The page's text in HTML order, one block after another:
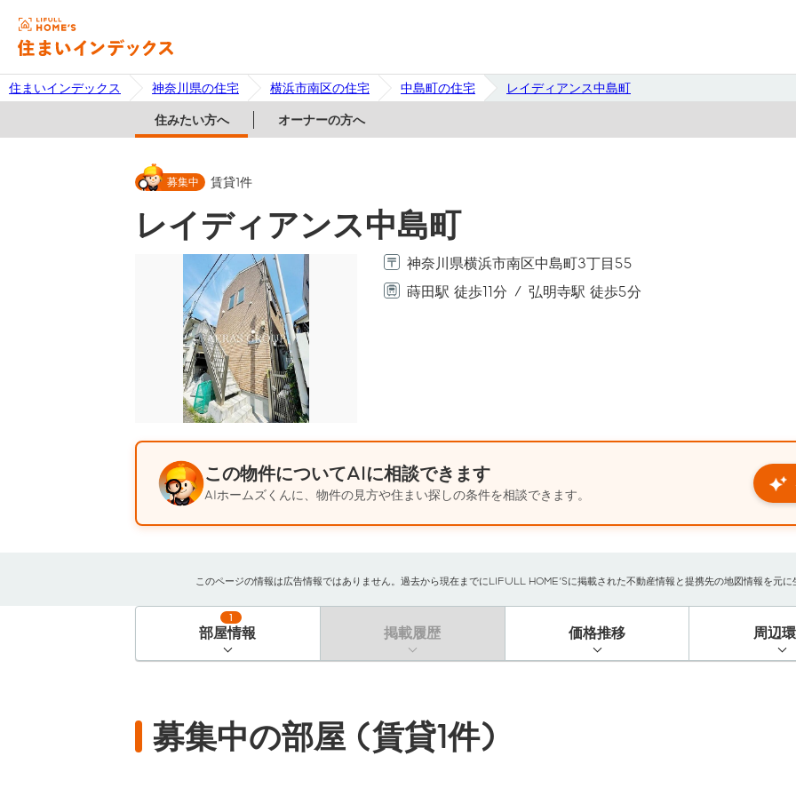
住まいインデックス 神奈川県の住宅 横浜市南区の住宅 中島町の住宅 レイディアンス中島町
住みたい方へ オーナーの方へ
募集中 賃貸1件
レイディアンス中島町
神奈川県横浜市南区中島町3丁目55
蒔田駅 徒歩11分
弘明寺駅 徒歩5分
この物件についてAIに相談できます
AIホームズくんに、物件の見方や住まい探しの条件を相談できます。
このページの情報は広告情報ではありません。過去から現在までにLIFULL HOME'Sに掲載された不動産情報と提携先の地図情報を元
部屋情報
1
掲載履歴 価格推移 周辺
募集中の部屋 (賃貸1件)